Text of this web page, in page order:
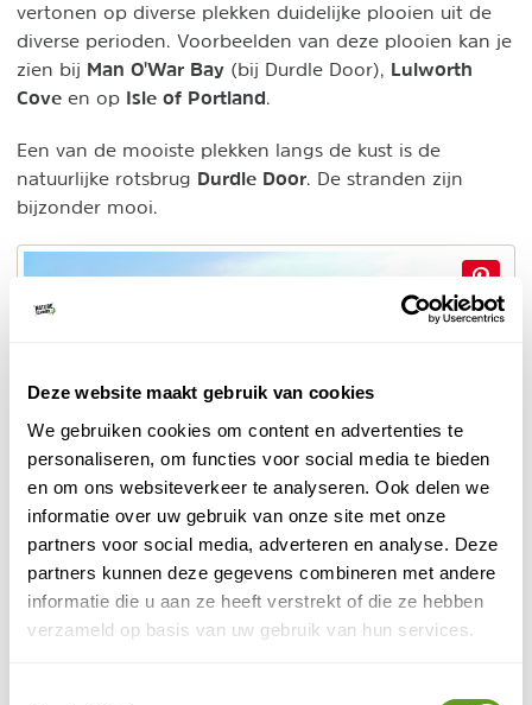
Deze website maakt gebruik van cookies
We gebruiken cookies om content en advertenties te
personaliseren, om functies voor social media te bieden
en om ons websiteverkeer te analyseren. Ook delen we
informatie over uw gebruik van onze site met onze
partners voor social media, adverteren en analyse. Deze
partners kunnen deze gegevens combineren met andere
informatie die u aan ze heeft verstrekt of die ze hebben
verzameld op basis van uw gebruik van hun services.
vertonen op diverse plekken duidelijke plooien uit de
diverse perioden. Voorbeelden van deze plooien kan je
zien bij Man O'War Bay (bij Durdle Door), Lulworth
Cove en op Isle of Portland
Een van de mooiste plekken langs de kust is de
natuurlijke rotsbrug Durdle Door . De stranden zijn
bijzonder mooi.
Durdle Door